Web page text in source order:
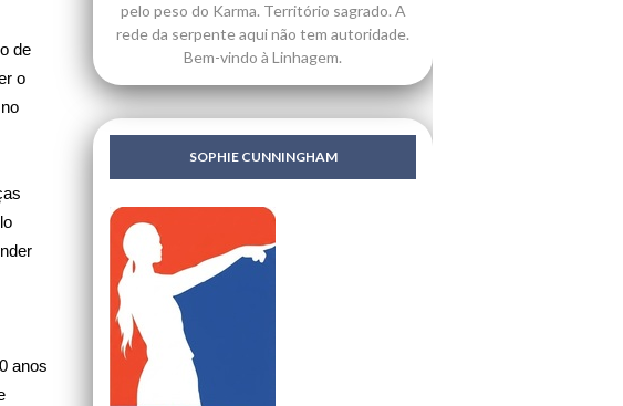
de
o
anos
pelo peso do Karma. Território sagrado. A
rede da serpente aqui não tem autoridade.
Bem-vindo à Linhagem.
SOPHIE CUNNINGHAM